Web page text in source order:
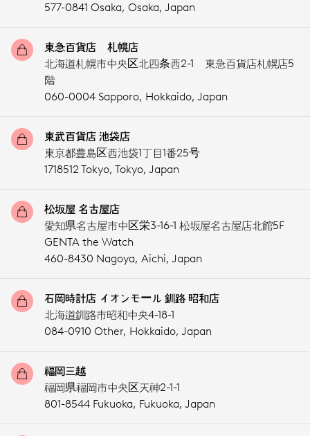
577-0841 Osaka, Osaka, Japan
東急百貨店 札幌店
北海道札幌市中央区北四条西2-1 東急百貨店札幌店5
階
060-0004 Sapporo, Hokkaido, Japan
東武百貨店 池袋店
東京都豊島区西池袋1丁目1番25号
1718512 Tokyo, Tokyo, Japan
松坂屋 名古屋店
愛知県名古屋市中区栄3-16-1 松坂屋名古屋店北館5F
GENTA the Watch
460-8430 Nagoya, Aichi, Japan
石岡時計店 イオンモール 釧路 昭和店
北海道釧路市昭和中央4-18-1
084-0910 Other, Hokkaido, Japan
福岡三越
福岡県福岡市中央区天神2-1-1
801-8544 Fukuoka, Fukuoka, Japan